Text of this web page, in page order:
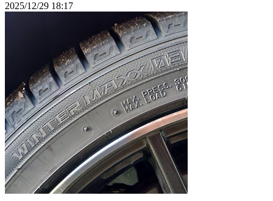
2025/12/29 18:17